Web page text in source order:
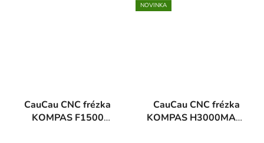
CauCau CNC frézka
KOMPAS F1500
NOVINKA
CauCau CNC frézka
KOMPAS H3000MAX-